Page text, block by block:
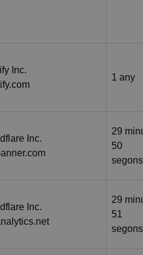
Inc.
1 any
Inc.
29
50
segons
Inc.
29
51
segons